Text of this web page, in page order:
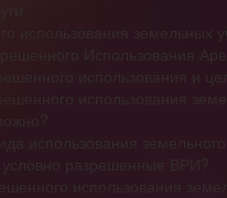
использования земельных
Использования
использования и
использования
условно разрешенные ВРИ?
использования